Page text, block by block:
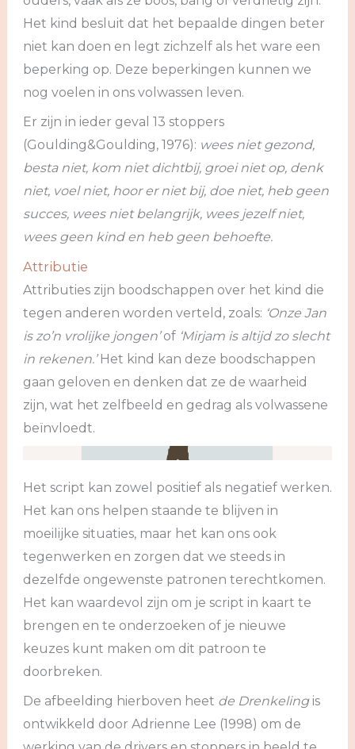
Het kind besluit dat het bepaalde dingen beter
niet kan doen en legt zichzelf als het ware een
beperking op. Deze beperkingen kunnen we
nog voelen in ons volwassen leven.
Er zijn in ieder geval 13 stoppers
(Goulding&Goulding, 1976): wees niet gezond,
besta niet, kom niet dichtbij, groei niet op, denk
niet, voel niet, hoor er niet bij, doe niet, heb geen
succes, wees niet belangrijk, wees jezelf niet,
wees geen kind en heb geen behoefte.
Attributie
Attributies zijn boodschappen over het kind die
tegen anderen worden verteld, zoals: ‘Onze Jan
is zo’n vrolijke jongen’of ‘Mirjam is altijd zo slecht
in rekenen.’Het kind kan deze boodschappen
gaan geloven en denken dat ze de waarheid
zijn, wat het zelfbeeld en gedrag als volwassene
beïnvloedt.
Het script kan zowel positief als negatief werken.
Het kan ons helpen staande te blijven in
moeilijke situaties, maar het kan ons ook
tegenwerken en zorgen dat we steeds in
dezelfde ongewenste patronen terechtkomen.
Het kan waardevol zijn om je script in kaart te
brengen en te onderzoeken of je nieuwe
keuzes kunt maken om dit patroon te
doorbreken.
De afbeelding hierboven heet de Drenkelingis
ontwikkeld door Adrienne Lee (1998) om de